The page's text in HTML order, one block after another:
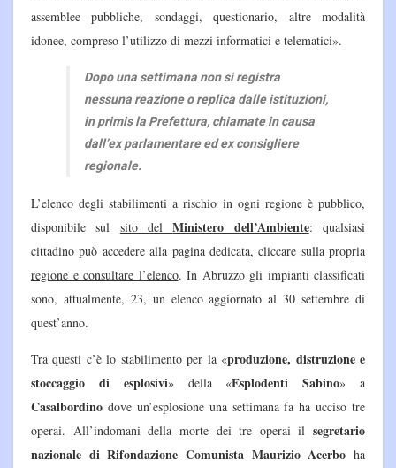
assemblee pubbliche, sondaggi, questionario, altre modalità
idonee, compreso l’utilizzo di mezzi informatici e telematici».
Dopo una settimana non si registra
nessuna reazione o replica dalle istituzioni,
in primis la Prefettura, chiamate in causa
dall’ex parlamentare ed ex consigliere
regionale.
L’elenco degli stabilimenti a rischio in ogni regione è pubblico,
disponibile sul sito delMinistero dell’Ambiente: qualsiasi
cittadino può accedere alla pagina dedicata, cliccare sulla propria
regione e consultare l’elenco. In Abruzzo gli impianti classificati
sono, attualmente, 23, un elenco aggiornato al 30 settembre di
quest’anno.
Tra questi c’è lo stabilimento per la «produzione, distruzione e
stoccaggio di esplosivi» della «Esplodenti Sabino» a
Casalbordino dove un’esplosione una settimana fa ha ucciso tre
operai. All’indomani della morte dei tre operai il segretario
nazionale di Rifondazione Comunista Maurizio Acerbo ha